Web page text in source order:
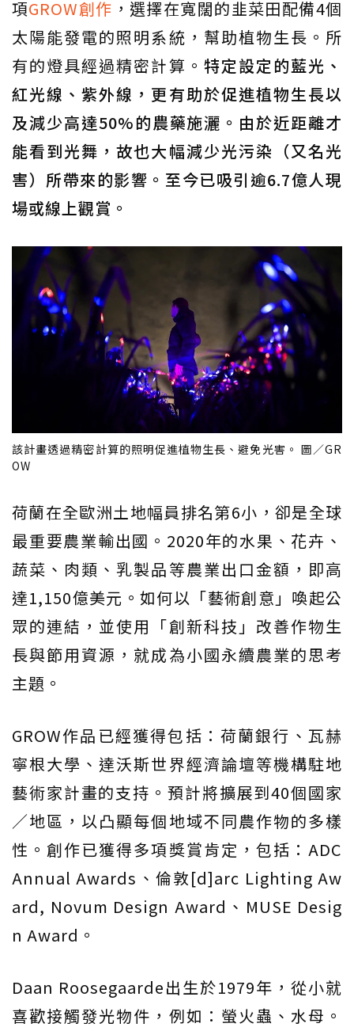
項GROW創作 ，選擇在寬闊的韭菜田配備4個
太陽能發電的照明系統，幫助植物生長。所
有的燈具經過精密計算。 特定設定的藍光、
紅光線、紫外線，更有助於促進植物生長以
及減少高達50%的農藥施灑。由於近距離才
能看到光舞，故也大幅減少光污染（又名光
害）所帶來的影響。至今已吸引逾6.7億人現
場或線上觀賞。
該計畫透過精密計算的照明促進植物生長、避免光害。 圖／GR
OW
荷蘭在全歐洲土地幅員排名第6小，卻是全球
最重要農業輸出國。2020年的水果、花卉、
蔬菜、肉類、乳製品等農業出口金額，即高
達1,150億美元。如何以「藝術創意」喚起公
眾的連結，並使用「創新科技」改善作物生
長與節用資源，就成為小國永續農業的思考
主題。
GROW作品已經獲得包括：荷蘭銀行、瓦赫
寧根大學、達沃斯世界經濟論壇等機構駐地
藝術家計畫的支持。預計將擴展到40個國家
／地區，以凸顯每個地域不同農作物的多樣
性。創作已獲得多項獎賞肯定，包括：ADC
Annual Awards、倫敦[d]arc Lighting Aw
ard, Novum Design Award、MUSE Desig
n Award。
Daan Roosegaarde出生於1979年，從小就
喜歡接觸發光物件，例如：螢火蟲、水母。